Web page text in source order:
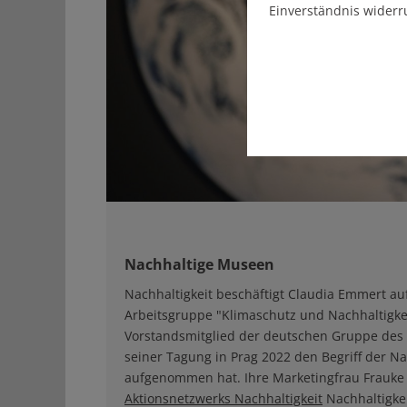
Nachhaltige Museen
Nachhaltigkeit beschäftigt Claudia Emmert
Arbeitsgruppe "Klimaschutz und
Vorstandsmitglied der deutschen Gruppe
seiner Tagung in Prag 2022 den Begriff der
aufgenommen hat. Ihre Marketingfrau
Aktionsnetzwerks Nachhaltigkeit
Einverständnis